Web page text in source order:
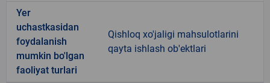
Yer
uchastkasidan
foydalanish
mumkin bo'lgan
faoliyat turlari
Qishloq xo'jaligi mahsulotlarini
qayta ishlash ob'ektlari